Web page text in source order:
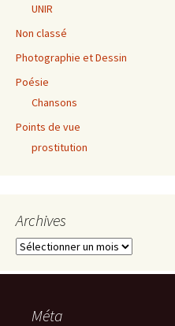
UNIR
Non classé
Photographie et Dessin
Poésie
Chansons
Points de vue
prostitution
Archives
Archives
Méta